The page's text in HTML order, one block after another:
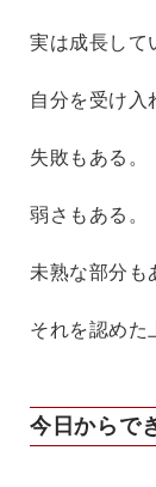
実は成長して
自分を受け入
失敗もある。
弱さもある。
未熟な部分も
それを認めた
今日からで